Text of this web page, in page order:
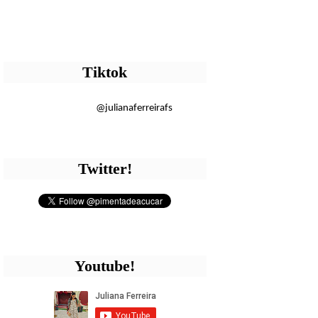
Tiktok
@julianaferreirafs
Twitter!
Youtube!